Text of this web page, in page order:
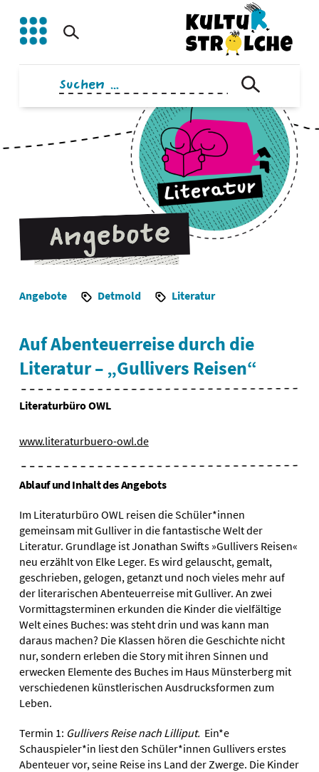
Inhalt
springen
Suchen
nach:
Angebote Detmold Literatur
Auf Abenteuerreise durch die
Literatur – „Gullivers Reisen“
Literaturbüro OWL
www.literaturbuero-owl.de
Ablauf und Inhalt des Angebots
Im Literaturbüro OWL reisen die Schüler*innen
gemeinsam mit Gulliver in die fantastische Welt der
Literatur. Grundlage ist Jonathan Swifts »Gullivers Reisen«
neu erzählt von Elke Leger. Es wird gelauscht, gemalt,
geschrieben, gelogen, getanzt und noch vieles mehr auf
der literarischen Abenteuerreise mit Gulliver. An zwei
Vormittagsterminen erkunden die Kinder die vielfältige
Welt eines Buches: was steht drin und was kann man
daraus machen? Die Klassen hören die Geschichte nicht
nur, sondern erleben die Story mit ihren Sinnen und
erwecken Elemente des Buches im Haus Münsterberg mit
verschiedenen künstlerischen Ausdrucksformen zum
Leben.
Termin 1: Gullivers Reise nach Lilliput. Ein*e
Schauspieler*in liest den Schüler*innen Gullivers erstes
Abenteuer vor, seine Reise ins Land der Zwerge. Die Kinder